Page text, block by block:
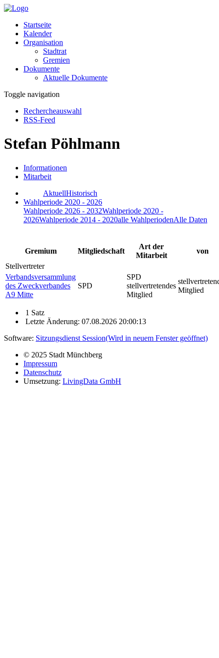
Startseite
Kalender
Organisation
Stadtrat
Gremien
Dokumente
Aktuelle Dokumente
Toggle navigation
Rechercheauswahl
RSS-Feed
Stefan Pöhlmann
Informationen
Mitarbeit
AktuellHistorisch
Wahlperiode 2020 - 2026
Wahlperiode 2026 - 2032Wahlperiode 2020 -
2026Wahlperiode 2014 - 2020alle WahlperiodenAlle Daten
Gremium Mitgliedschaft
Art der
Mitarbeit
von
Stellvertreter
Verbandsversammlung
des Zweckverbandes
A9 Mitte
SPD
SPD
stellvertretendes
Mitglied
Mitglied
1 Satz
Letzte Änderung: 07.08.2026 20:00:13
Software: Sitzungsdienst Session(Wird in neuem Fenster geöffnet)
© 2025 Stadt Münchberg
Impressum
Datenschutz
Umsetzung: LivingData GmbH